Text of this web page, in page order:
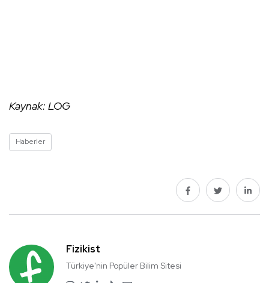
Kaynak: LOG
Haberler
Fizikist
Türkiye'nin Popüler Bilim Sitesi